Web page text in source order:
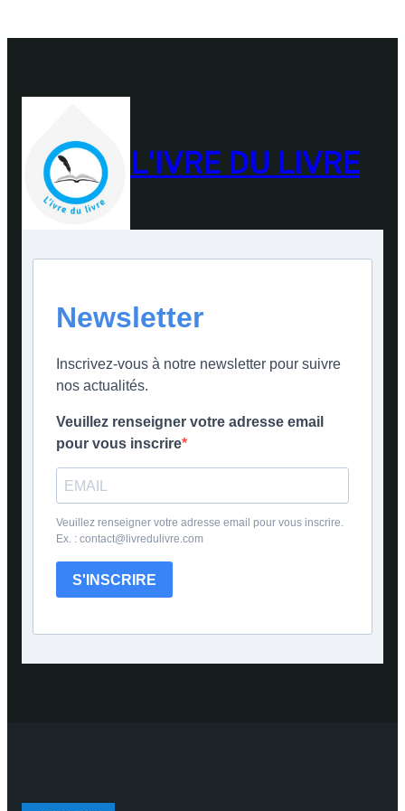
L'IVRE DU LIVRE
Newsletter
Inscrivez-vous à notre newsletter pour suivre
nos actualités.
Veuillez renseigner votre adresse email
pour vous inscrire
Veuillez renseigner votre adresse email pour vous inscrire.
Ex. : contact@livredulivre.com
S'INSCRIRE